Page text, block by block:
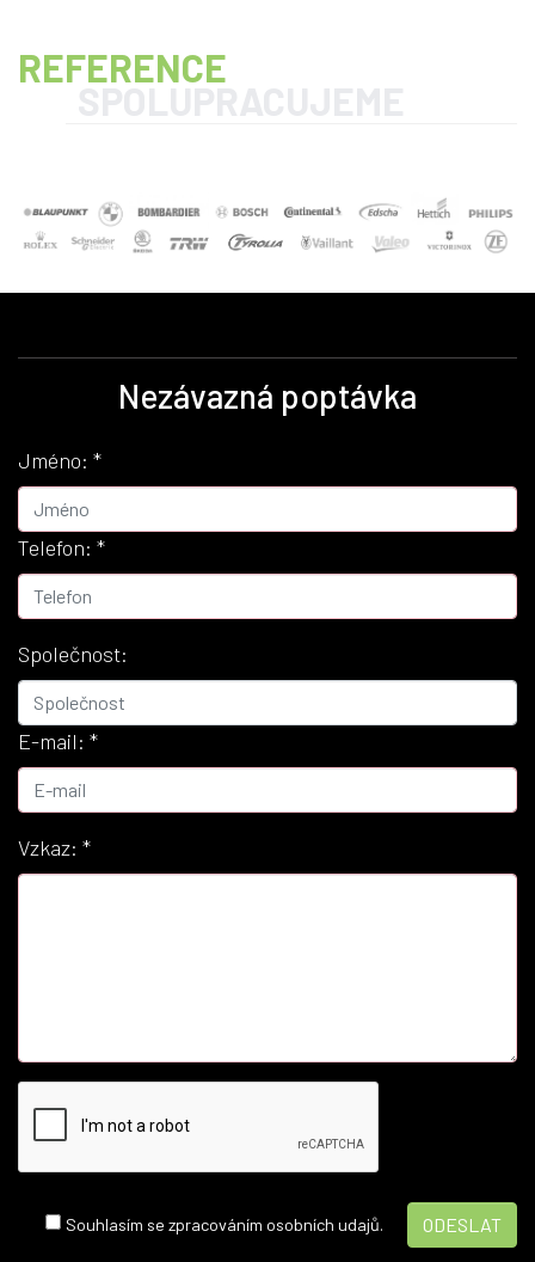
REFERENCE
Nezávazná poptávka
Jméno: *
Telefon: *
Společnost:
E-mail: *
Vzkaz: *
Souhlasím se zpracováním osobních udajů.